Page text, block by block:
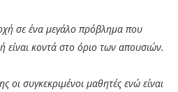
σε ένα μεγάλο πρόβλημα που
είναι κοντά στο όριο των απουσιών.
οι συγκεκριμένοι μαθητές ενώ είναι